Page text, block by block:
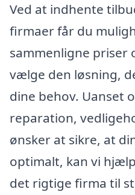
Ved at indhente
firmaer får du
sammenligne priser
vælge den løsning,
dine behov. Uanset
reparation,
ønsker at sikre, at
optimalt, kan vi
det rigtige firma til